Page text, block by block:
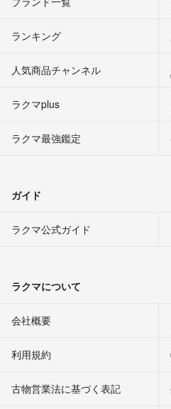
ランキング
人気商品チャンネル
ラクマplus
ラクマ最強鑑定
ガイド
ラクマ公式ガイド
ラクマについて
会社概要
利用規約
古物営業法に基づく表記